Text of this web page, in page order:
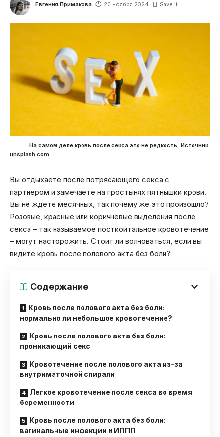
Евгения Примакова 20 ноября 2024
На самом деле кровь после секса это не редкость, Источник:
unsplash.com
Вы отдыхаете после потрясающего секса с
партнером и замечаете на простынях пятнышки крови.
Вы не ждете месячных, так почему же это произошло?
Розовые, красные или коричневые выделения после
секса – так называемое посткоитальное кровотечение
– могут насторожить. Стоит ли волноваться, если вы
видите кровь после полового акта без боли?
Содержание
Кровь после полового акта без боли:
нормально ли небольшое кровотечение?
Кровь после полового акта без боли:
проникающий секс
Кровотечение после полового акта из-за
внутриматочной спирали
Легкое кровотечение после секса во время
беременности
Кровь после полового акта без боли:
вагинальные инфекции и ИППП